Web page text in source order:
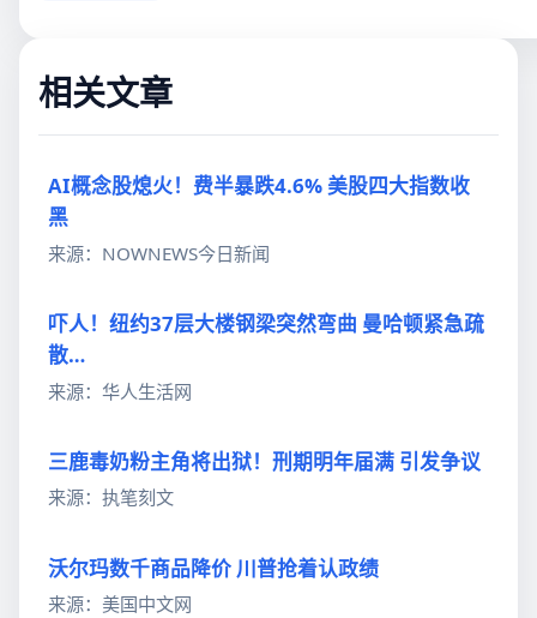
相关文章
AI概念股熄火！费半暴跌4.6% 美股四大指数收
黑
来源：NOWNEWS今日新闻
吓人！纽约37层大楼钢梁突然弯曲 曼哈顿紧急疏
散…
来源：华人生活网
三鹿毒奶粉主角将出狱！刑期明年届满 引发争议
来源：执笔刻文
沃尔玛数千商品降价 川普抢着认政绩
来源：美国中文网